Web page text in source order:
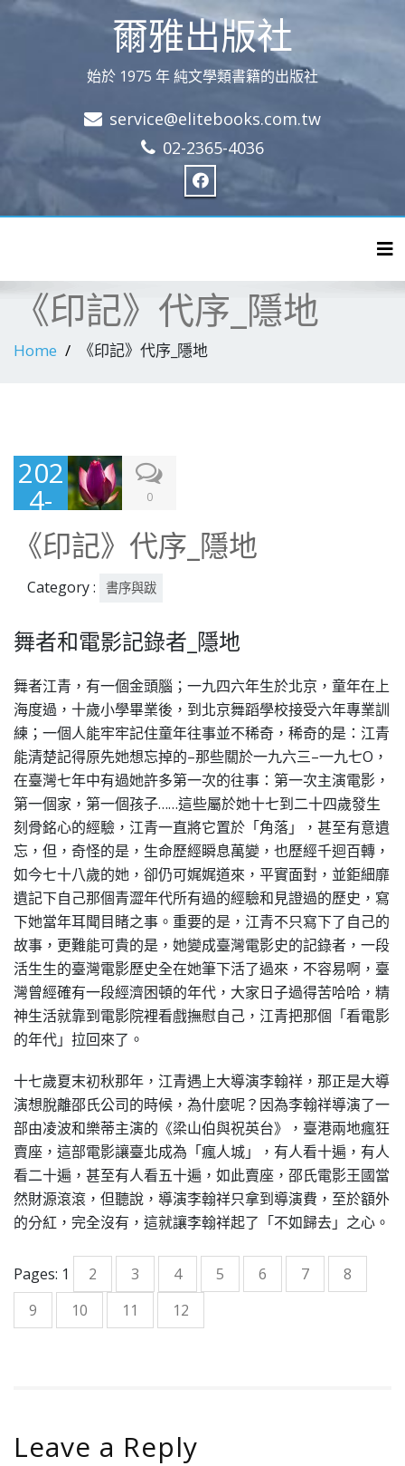
爾雅出版社
始於 1975 年 純文學類書籍的出版社
service@elitebooks.com.tw
02-2365-4036
《印記》代序_隱地
Home 《印記》代序_隱地
202
4-
07-
18
0
《印記》代序_隱地
Category : 書序與跋
舞者和電影記錄者_隱地
舞者江青，有一個金頭腦；一九四六年生於北京，童年在上
海度過，十歲小學畢業後，到北京舞蹈學校接受六年專業訓
練；一個人能牢牢記住童年往事並不稀奇，稀奇的是：江青
能清楚記得原先她想忘掉的–那些關於一九六三–一九七O，
在臺灣七年中有過她許多第一次的往事：第一次主演電影，
第一個家，第一個孩子……這些屬於她十七到二十四歲發生
刻骨銘心的經驗，江青一直將它置於「角落」，甚至有意遺
忘，但，奇怪的是，生命歷經瞬息萬變，也歷經千迴百轉，
如今七十八歲的她，卻仍可娓娓道來，平實面對，並鉅細靡
遺記下自己那個青澀年代所有過的經驗和見證過的歷史，寫
下她當年耳聞目睹之事。重要的是，江青不只寫下了自己的
故事，更難能可貴的是，她變成臺灣電影史的記錄者，一段
活生生的臺灣電影歷史全在她筆下活了過來，不容易啊，臺
灣曾經確有一段經濟困頓的年代，大家日子過得苦哈哈，精
神生活就靠到電影院裡看戲撫慰自己，江青把那個「看電影
的年代」拉回來了。
十七歲夏末初秋那年，江青遇上大導演李翰祥，那正是大導
演想脫離邵氏公司的時候，為什麼呢？因為李翰祥導演了一
部由凌波和樂蒂主演的《梁山伯與祝英台》，臺港兩地瘋狂
賣座，這部電影讓臺北成為「瘋人城」，有人看十遍，有人
看二十遍，甚至有人看五十遍，如此賣座，邵氏電影王國當
然財源滾滾，但聽說，導演李翰祥只拿到導演費，至於額外
的分紅，完全沒有，這就讓李翰祥起了「不如歸去」之心。
Pages: 1 2 3 4 5 6 7
8
9
10 11 12
Leave a Reply